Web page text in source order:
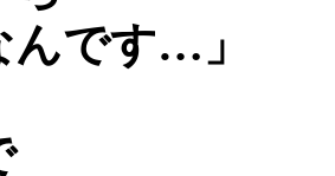
んです…」